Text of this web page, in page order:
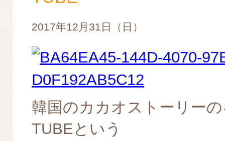
2017年12月31日（日）
韓国のカカオストーリー
TUBEという